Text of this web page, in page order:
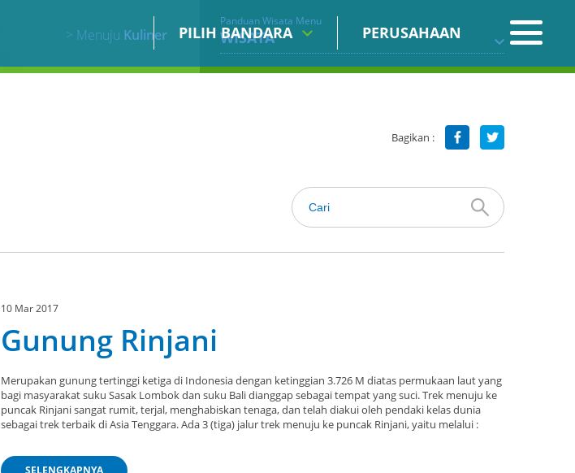
PILIH BANDARA PERUSAHAAN
> Menuju Kuliner
Panduan Wisata Menu
WISATA
Bagikan :
10 Mar 2017
Gunung Rinjani
Merupakan gunung tertinggi ketiga di Indonesia dengan ketinggian 3.726 M diatas permukaan laut yang
bagi masyarakat suku Sasak Lombok dan suku Bali dianggap sebagai tempat yang suci. Trek menuju ke
puncak Rinjani sangat rumit, terjal, menghabiskan tenaga, dan telah diakui oleh pendaki kelas dunia
sebagai trek terbaik di Asia Tenggara. Ada 3 (tiga) jalur trek menuju ke puncak Rinjani, yaitu melalui :
SELENGKAPNYA